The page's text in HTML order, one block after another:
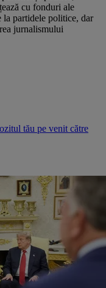
cu fonduri ale
la partidele politice, dar
jurnalismului
tău pe venit către